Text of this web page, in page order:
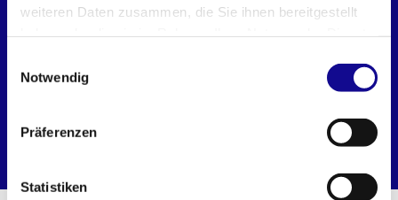
weiteren Daten zusammen, die Sie ihnen bereitgestellt
Notwendig
Präferenzen
Statistiken
L-BOXX 102 Deckel
transparent